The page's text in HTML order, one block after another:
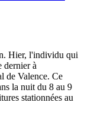
Hier, l'individu qui
dernier à
de Valence. Ce
la nuit du 8 au 9
stationnées au